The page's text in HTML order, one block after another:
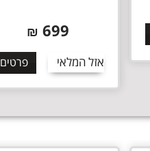
699
₪
אזל המלאי פרטים